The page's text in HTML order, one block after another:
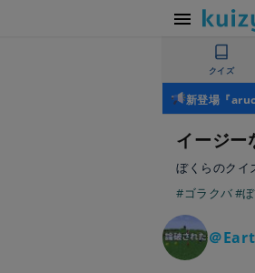
クイズ
新登場『
イージー
ぼくらのクイ
#ゴラクバ#
＠